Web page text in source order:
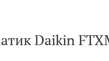
Daikin